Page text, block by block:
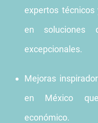
expertos
en soluciones
excepcionales.
Mejoras
en México
económico.